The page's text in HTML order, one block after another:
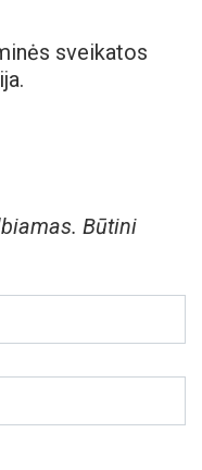
sveikatos
Būtini